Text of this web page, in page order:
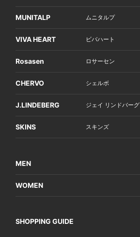
MUNITALP ムニタルプ
VIVA HEART ビバハート
Rosasen ロサーセン
CHERVO シェルボ
J.LINDEBERG ジェイ リンドバーグ
SKINS スキンズ
MEN
WOMEN
SHOPPING GUIDE